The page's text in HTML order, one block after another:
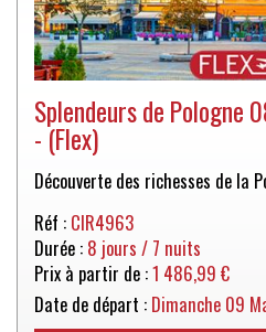
Splendeurs de
- (Flex)
Découverte des richesses de la
Réf : CIR4963
Durée : 8 jours / 7 nuits
Prix à partir de :1 486,99 €
Date de départ : Dimanche 09